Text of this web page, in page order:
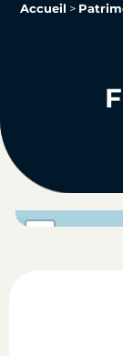
Accueil >
carte situation du bien